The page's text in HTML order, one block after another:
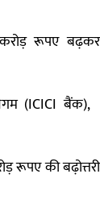
रूपए बढ़कर
(ICICI बैंक),
की बढ़ोत्तरी